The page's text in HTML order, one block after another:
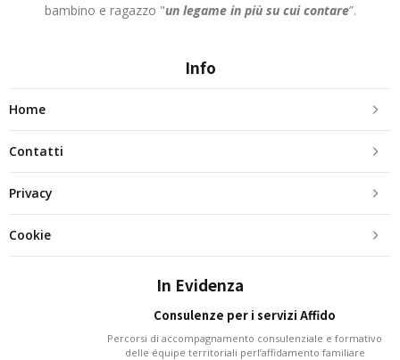
bambino e ragazzo "un legame in più su cui contare”.
Info
Home
Contatti
Privacy
Cookie
In Evidenza
Consulenze per i servizi Affido
Percorsi di accompagnamento consulenziale e formativo
delle équipe territoriali perl’affidamento familiare